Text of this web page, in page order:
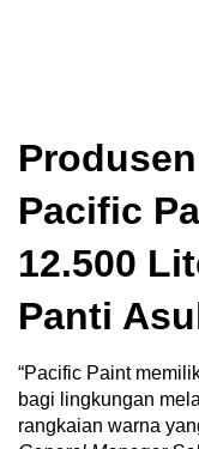
Pacific
12.500
Panti
“Pacific Paint
bagi lingkungan
rangkaian warna